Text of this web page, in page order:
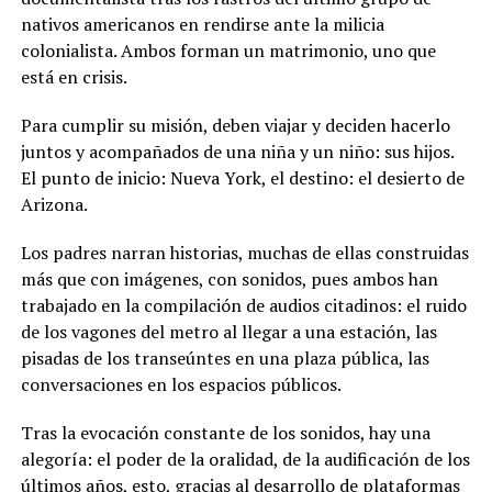
nativos americanos en rendirse ante la milicia
colonialista. Ambos forman un matrimonio, uno que
está en crisis.
Para cumplir su misión, deben viajar y deciden hacerlo
juntos y acompañados de una niña y un niño: sus hijos.
El punto de inicio: Nueva York, el destino: el desierto de
Arizona.
Los padres narran historias, muchas de ellas construidas
más que con imágenes, con sonidos, pues ambos han
trabajado en la compilación de audios citadinos: el ruido
de los vagones del metro al llegar a una estación, las
pisadas de los transeúntes en una plaza pública, las
conversaciones en los espacios públicos.
Tras la evocación constante de los sonidos, hay una
alegoría: el poder de la oralidad, de la audificación de los
últimos años, esto, gracias al desarrollo de plataformas